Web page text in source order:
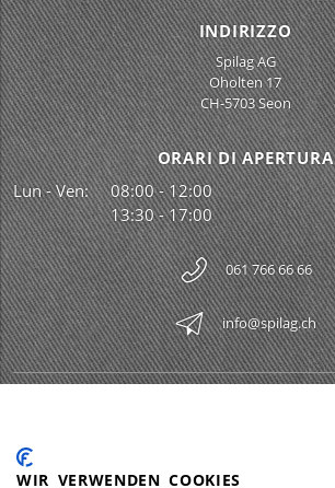
INDIRIZZO
Spilag AG
Oholten 17
CH-5703 Seon
ORARI DI APERTURA
Lun - Ven:
08:00 - 12:00
13:30 - 17:00
061 766 66 66
info@spilag.ch
LEGAL
WIR VERWENDEN COOKIES